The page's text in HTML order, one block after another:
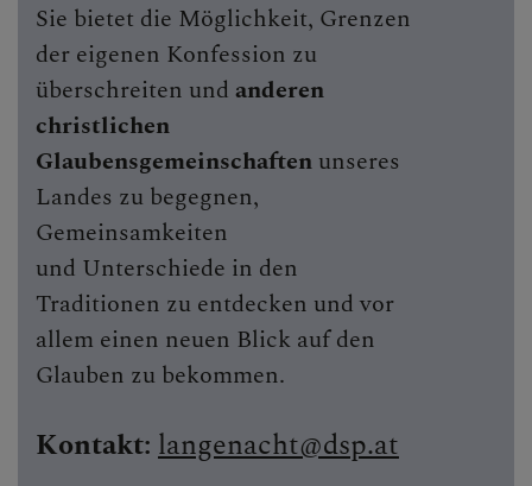
Sie bietet die Möglichkeit, Grenzen
der eigenen Konfession zu
überschreiten und anderen
christlichen
Glaubensgemeinschaften unseres
Landes zu begegnen,
Gemeinsamkeiten
und Unterschiede in den
Traditionen zu entdecken und vor
allem einen neuen Blick auf den
Glauben zu bekommen.
Kontakt:langenacht@dsp.at